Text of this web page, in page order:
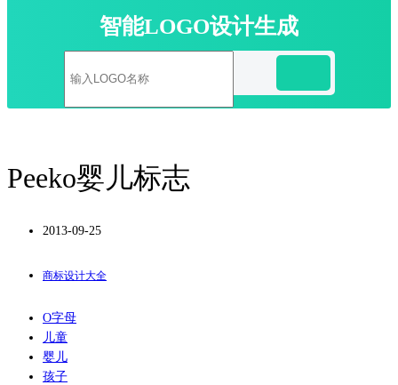
智能LOGO设计生成
Peeko婴儿标志
2013-09-25
商标设计大全
O字母
儿童
婴儿
孩子